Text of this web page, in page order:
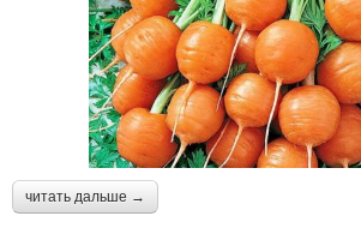
читать дальше →